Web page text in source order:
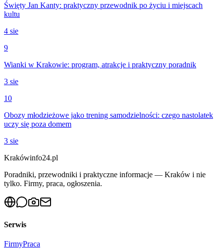
Święty Jan Kanty: praktyczny przewodnik po życiu i miejscach
kultu
4 sie
9
Wianki w Krakowie: program, atrakcje i praktyczny poradnik
3 sie
10
Obozy młodzieżowe jako trening samodzielności: czego nastolatek
uczy się poza domem
3 sie
Krakówinfo24.pl
Poradniki, przewodniki i praktyczne informacje — Kraków i nie
tylko. Firmy, praca, ogłoszenia.
Serwis
FirmyPraca